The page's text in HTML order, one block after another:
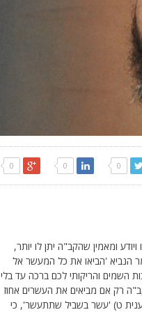
0
0
0
ומאמין שהקב"ה יתן לו יותר,
הנביא 'הביאו את כל המעשר אל
השמים והריקותי לכם ברכה עד בלי
רק אם מביאים את העשרים אחוז
ט) 'עשר בשביל שתתעשר', כי